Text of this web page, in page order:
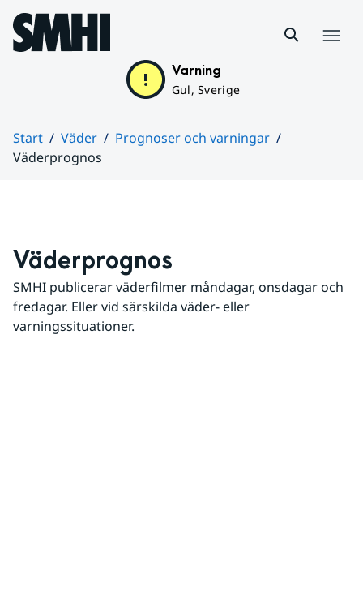
Hoppa till sidans innehåll
Varning
Gul, Sverige
Start Väder
Prognoser och varningar
Väderprognos
Väderprognos
SMHI publicerar väderfilmer måndagar, onsdagar och
fredagar. Eller vid särskilda väder- eller
varningssituationer.